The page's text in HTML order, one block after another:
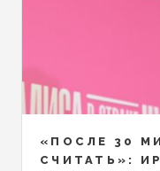
«ПОСЛЕ 30
СЧИТАТЬ»: